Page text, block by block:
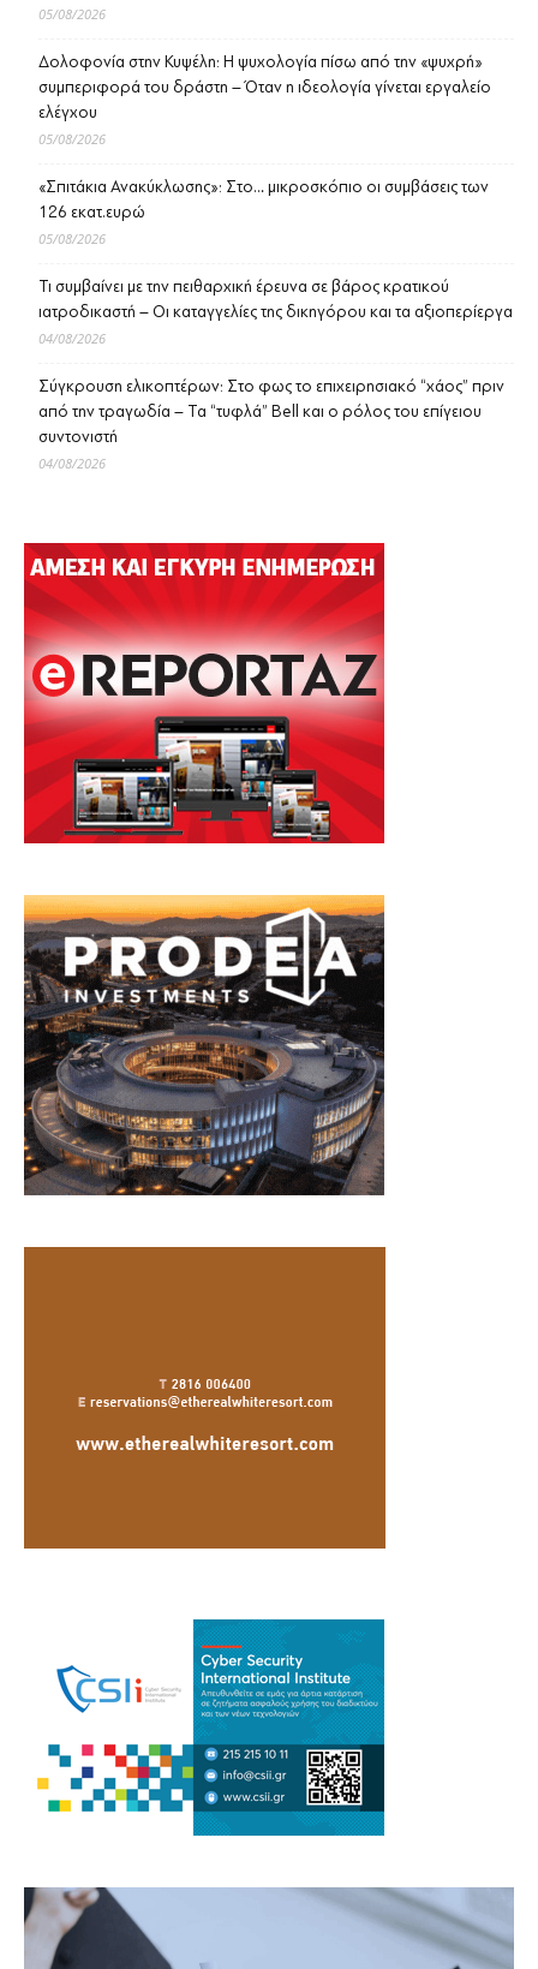
05/08/2026
Δολοφονία στην Κυψέλη: Η ψυχολογία πίσω από την «ψυχρή»
συμπεριφορά του δράστη – Όταν η ιδεολογία γίνεται εργαλείο
ελέγχου
05/08/2026
«Σπιτάκια Ανακύκλωσης»: Στο… μικροσκόπιο οι συμβάσεις των
126 εκατ.ευρώ
05/08/2026
Τι συμβαίνει με την πειθαρχική έρευνα σε βάρος κρατικού
ιατροδικαστή – Οι καταγγελίες της δικηγόρου και τα αξιοπερίεργα
04/08/2026
Σύγκρουση ελικοπτέρων: Στο φως το επιχειρησιακό “χάος” πριν
από την τραγωδία – Τα “τυφλά” Bell και ο ρόλος του επίγειου
συντονιστή
04/08/2026